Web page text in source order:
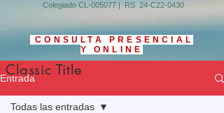
CONSULTA PRESENCIAL
Y ONLINE
Colegiado CL-005077 | RS 24-C22-0430
Entrada
Todas las entradas
Classic Title